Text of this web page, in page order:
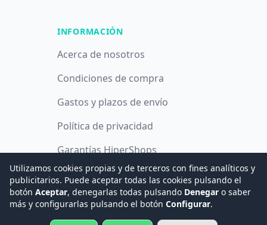
INFORMACIÓN
Acerca de nosotros
Condiciones de compra
Gastos y plazos de envío
Política de privacidad
Garantías HiperShops
Política de cookies
Utilizamos cookies propias y de terceros con fines analíticos y
publicitarios. Puede aceptar todas las cookies pulsando el
botón Aceptar, denegarlas todas pulsando Denegar o saber
más y configurarlas pulsando el botón Configurar.